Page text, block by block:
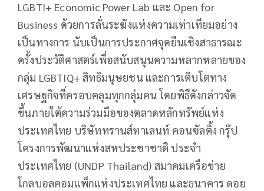
LGBTI+ Economic Power Lab และ Open for
Business ด้วยการลั่นระฆังแห่งความเท่าเทียมอย่าง
เป็นทางการ นับเป็นการประกาศจุดยืนเชิงสาธารณะ
ครั้งประวัติศาสตร์เพื่อสนับสนุนความหลากหลายของ
กลุ่ม LGBTIQ+ สิทธิมนุษยชน และการเติบโตทาง
เศรษฐกิจที่ครอบคลุมทุกกลุ่มคน โดยพิธีดังกล่าวจัด
ขึ้นภายใต้ความร่วมมือของตลาดหลักทรัพย์แห่ง
ประเทศไทย บริษัททรานส์ทาเลนท์ คอนซัลติ้ง กรุ๊ป
โครงการพัฒนาแห่งสหประชาชาติ ประจำ
ประเทศไทย (UNDP Thailand) สมาคมเครือข่าย
โกลบอลคอมแพ็กแห่งประเทศไทย และธนาคาร ดอย